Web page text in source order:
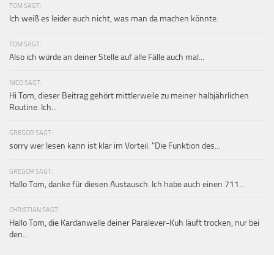
TOM SAGT:
Ich weiß es leider auch nicht, was man da machen könnte.
TOM SAGT:
Also ich würde an deiner Stelle auf alle Fälle auch mal...
NICO SAGT:
Hi Tom, dieser Beitrag gehört mittlerweile zu meiner halbjährlichen
Routine. Ich...
GREGOR SAGT:
sorry wer lesen kann ist klar im Vorteil. "Die Funktion des...
GREGOR SAGT:
Hallo Tom, danke für diesen Austausch. Ich habe auch einen 711...
CHRISTIAN SAGT:
Hallo Tom, die Kardanwelle deiner Paralever-Kuh läuft trocken, nur bei
den...